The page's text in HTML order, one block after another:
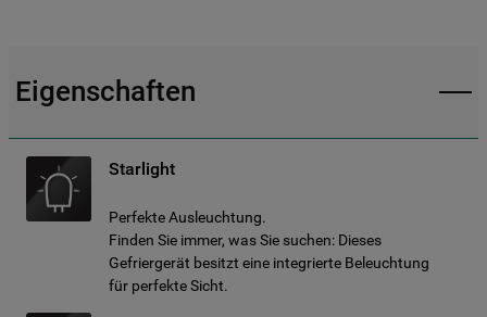
Eigenschaften
Starlight
Perfekte Ausleuchtung.
Finden Sie immer, was Sie suchen: Dieses
Gefriergerät besitzt eine integrierte Beleuchtung
für perfekte Sicht.